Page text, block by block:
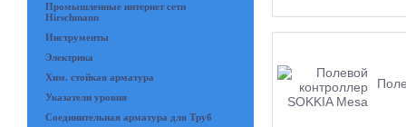
Промышленные интернет сети
Hirschmann
Инструменты
Электрика
Хим. стойкая арматура
Указатели уровня
Соединительная арматура для Труб